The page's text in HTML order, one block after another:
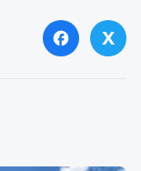
facebook X